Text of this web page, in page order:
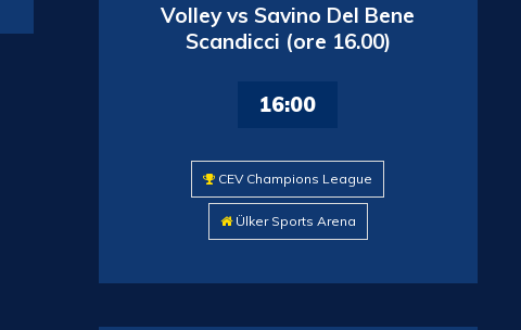
Volley vs Savino Del Bene
Scandicci (ore 16.00)
16:00
CEV Champions League
Ülker Sports Arena